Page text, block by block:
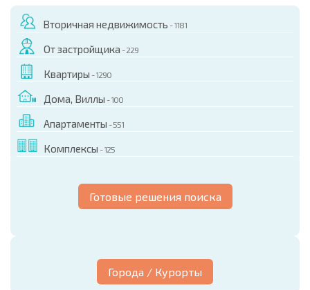
Вторичная недвижимость - 1181
От застройщика - 229
Квартиры - 1290
Дома, Виллы - 100
Апартаменты - 551
Комплексы - 125
Готовые решения поиска
Города / Курорты